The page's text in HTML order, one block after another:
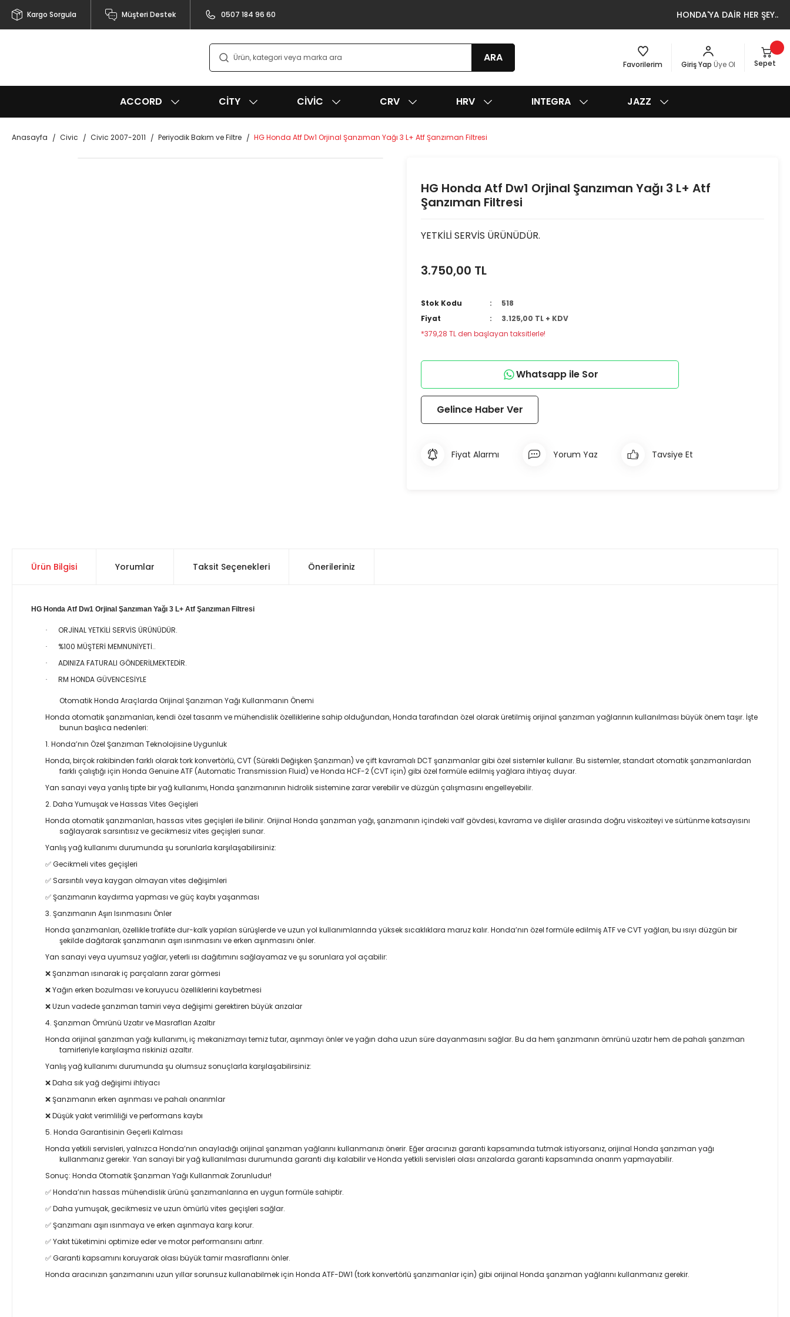
Kargo Sorgula Müşteri Destek 0507 184 96 60 HONDA'YA DAİR HER ŞEY..
ARA
Favorilerim Giriş Yap Üye Ol Sepet
ACCORD CITY CIVIC CRV HRV INTEGRA JAZZ
Anasayfa Civic Civic 2007-2011 Periyodik Bakım ve Filtre HG Honda Atf Dw1 Orjinal Şanzıman Yağı 3 L+ Atf Şanzıman Filtresi
HG Honda Atf Dw1 Orjinal Şanzıman Yağı 3 L+ Atf
Şanzıman Filtresi
YETKİLİ SERVİS ÜRÜNÜDÜR.
3.750,00 TL
Stok Kodu
518
Fiyat
3.125,00 TL + KDV
*379,28 TL den başlayan taksitlerle!
Whatsapp ile Sor
Gelince Haber Ver
Fiyat Alarmı Yorum Yaz Tavsiye Et
Ürün Bilgisi Yorumlar Taksit Seçenekleri Önerileriniz
HG Honda Atf Dw1 Orjinal Şanzıman Yağı 3 L+ Atf Şanzıman Filtresi
· ORJİNAL YETKİLİ SERVİS ÜRÜNÜDÜR.
· %100 MÜŞTERİ MEMNUNİYETİ..
· ADINIZA FATURALI GÖNDERİLMEKTEDİR.
· RM HONDA GÜVENCESİYLE
Otomatik Honda Araçlarda Orijinal Şanzıman Yağı Kullanmanın Önemi
Honda otomatik şanzımanları, kendi özel tasarım ve mühendislik özelliklerine sahip olduğundan, Honda tarafından özel olarak üretilmiş orijinal şanzıman yağlarının kullanılması büyük önem taşır. İşte
bunun başlıca nedenleri:
1. Honda’nın Özel Şanzıman Teknolojisine Uygunluk
Honda, birçok rakibinden farklı olarak tork konvertörlü, CVT (Sürekli Değişken Şanzıman) ve çift kavramalı DCT şanzımanlar gibi özel sistemler kullanır. Bu sistemler, standart otomatik şanzımanlardan
farklı çalıştığı için Honda Genuine ATF (Automatic Transmission Fluid) ve Honda HCF-2 (CVT için) gibi özel formüle edilmiş yağlara ihtiyaç duyar.
Yan sanayi veya yanlış tipte bir yağ kullanımı, Honda şanzımanının hidrolik sistemine zarar verebilir ve düzgün çalışmasını engelleyebilir.
2. Daha Yumuşak ve Hassas Vites Geçişleri
Honda otomatik şanzımanları, hassas vites geçişleri ile bilinir. Orijinal Honda şanzıman yağı, şanzımanın içindeki valf gövdesi, kavrama ve dişliler arasında doğru viskoziteyi ve sürtünme katsayısını
sağlayarak sarsıntısız ve gecikmesiz vites geçişleri sunar.
Yanlış yağ kullanımı durumunda şu sorunlarla karşılaşabilirsiniz:
✅ Gecikmeli vites geçişleri
✅ Sarsıntılı veya kaygan olmayan vites değişimleri
✅ Şanzımanın kaydırma yapması ve güç kaybı yaşanması
3. Şanzımanın Aşırı Isınmasını Önler
Honda şanzımanları, özellikle trafikte dur-kalk yapılan sürüşlerde ve uzun yol kullanımlarında yüksek sıcaklıklara maruz kalır. Honda’nın özel formüle edilmiş ATF ve CVT yağları, bu ısıyı düzgün bir
şekilde dağıtarak şanzımanın aşırı ısınmasını ve erken aşınmasını önler.
Yan sanayi veya uyumsuz yağlar, yeterli ısı dağıtımını sağlayamaz ve şu sorunlara yol açabilir:
❌ Şanzıman ısınarak iç parçaların zarar görmesi
❌ Yağın erken bozulması ve koruyucu özelliklerini kaybetmesi
❌ Uzun vadede şanzıman tamiri veya değişimi gerektiren büyük arızalar
4. Şanzıman Ömrünü Uzatır ve Masrafları Azaltır
Honda orijinal şanzıman yağı kullanımı, iç mekanizmayı temiz tutar, aşınmayı önler ve yağın daha uzun süre dayanmasını sağlar. Bu da hem şanzımanın ömrünü uzatır hem de pahalı şanzıman
tamirleriyle karşılaşma riskinizi azaltır.
Yanlış yağ kullanımı durumunda şu olumsuz sonuçlarla karşılaşabilirsiniz:
❌ Daha sık yağ değişimi ihtiyacı
❌ Şanzımanın erken aşınması ve pahalı onarımlar
❌ Düşük yakıt verimliliği ve performans kaybı
5. Honda Garantisinin Geçerli Kalması
Honda yetkili servisleri, yalnızca Honda’nın onayladığı orijinal şanzıman yağlarını kullanmanızı önerir. Eğer aracınızı garanti kapsamında tutmak istiyorsanız, orijinal Honda şanzıman yağı
kullanmanız gerekir. Yan sanayi bir yağ kullanılması durumunda garanti dışı kalabilir ve Honda yetkili servisleri olası arızalarda garanti kapsamında onarım yapmayabilir.
Sonuç: Honda Otomatik Şanzıman Yağı Kullanmak Zorunludur!
✅ Honda’nın hassas mühendislik ürünü şanzımanlarına en uygun formüle sahiptir.
✅ Daha yumuşak, gecikmesiz ve uzun ömürlü vites geçişleri sağlar.
✅ Şanzımanı aşırı ısınmaya ve erken aşınmaya karşı korur.
✅ Yakıt tüketimini optimize eder ve motor performansını artırır.
✅ Garanti kapsamını koruyarak olası büyük tamir masraflarını önler.
Honda aracınızın şanzımanını uzun yıllar sorunsuz kullanabilmek için Honda ATF-DW1 (tork konvertörlü şanzımanlar için) gibi orijinal Honda şanzıman yağlarını kullanmanız gerekir.